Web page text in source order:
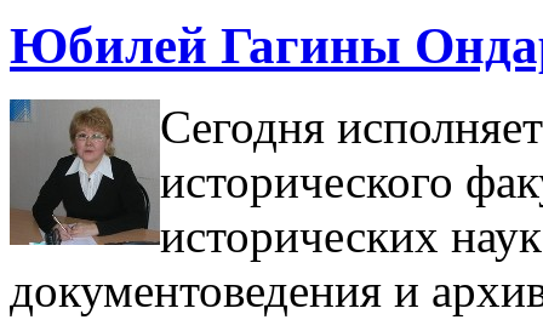
Юбилей Гагины
Сегодня
исторического
исторических
документоведения и